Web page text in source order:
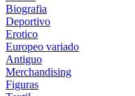
Biografia
Deportivo
Erotico
Europeo variado
Antiguo
Merchandising
Figuras